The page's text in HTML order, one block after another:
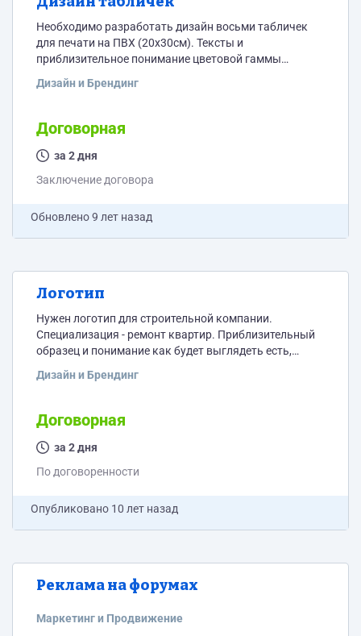
Необходимо разработать дизайн восьми табличек
для печати на ПВХ (20х30см). Тексты и
приблизительное понимание цветовой гаммы
стиле, где-то вставить фото или рисунок. Таблички
Дизайн и Брендинг
Договорная
за 2 дня
Заключение договора
Обновлено9 лет назад
Логотип
Нужен логотип для строительной компании.
Специализация - ремонт квартир. Приблизительный
образец и понимание как будет выглядеть есть,
Дизайн и Брендинг
Договорная
за 2 дня
По договоренности
Опубликовано 10 лет назад
Реклама на форумах
Маркетинг и Продвижение